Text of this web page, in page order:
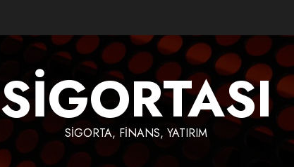
SIGORTASI
SIGORTA, FINANS, YATIRIM